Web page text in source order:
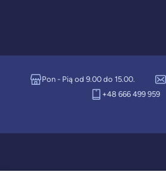
Pon - Pią od 9.00 do 15.00.
+48 666 499 959